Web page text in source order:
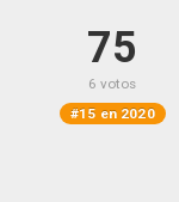
75
6 votos
#15 en 2020